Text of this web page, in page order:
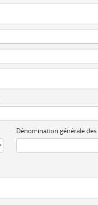
Dénomination générale